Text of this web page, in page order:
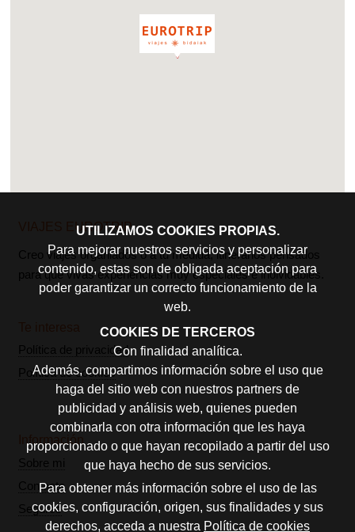
UTILIZAMOS COOKIES PROPIAS.
Para mejorar nuestros servicios y personalizar
contenido, estas son de obligada aceptación para
poder garantizar un correcto funcionamiento de la
web.
COOKIES DE TERCEROS
Con finalidad analítica.
Además, compartimos información sobre el uso que
haga del sitio web con nuestros partners de
publicidad y análisis web, quienes pueden
combinarla con otra información que les haya
proporcionado o que hayan recopilado a partir del uso
que haya hecho de sus servicios.
Para obtener más información sobre el uso de las
cookies, configuración, origen, sus finalidades y sus
derechos, acceda a nuestra Política de cookies
VIAJES EUROTRIP
Creo viajes organiados o a tu medida, itinerarios pensados
para que vivas experiencias muy especiales e inolvidables.
Política de privacidad
Política de cookies
Información
Sobre mi
Contacto
Seguros